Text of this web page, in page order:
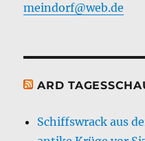
meindorf@web.de
ARD
Schiffswrack aus